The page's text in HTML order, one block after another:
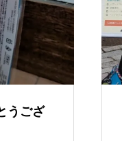
うござ